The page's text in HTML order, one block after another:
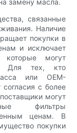
замену масла.
связанные
Наличие
покупки в
и исключает
могут
Для тех, кто
или OEM-
с более
могут
фильтры
ценам. В
покупки